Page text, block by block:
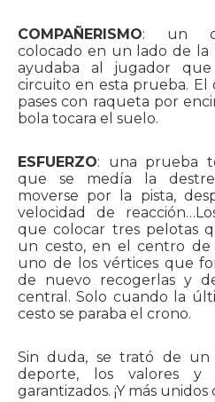
COMPAÑERISMO: un
colocado en un lado de
ayudaba al jugador que
circuito en esta prueba. El
pases con raqueta por
bola tocara el suelo.
ESFUERZO: una prueba
que se medía la
moverse por la pista,
velocidad de
que colocar tres pelotas
un cesto, en el centro
uno de los vértices que
de nuevo recogerlas y
central. Solo cuando la
cesto se paraba el crono.
Sin duda, se trató de
deporte, los valores y
garantizados. ¡Y más